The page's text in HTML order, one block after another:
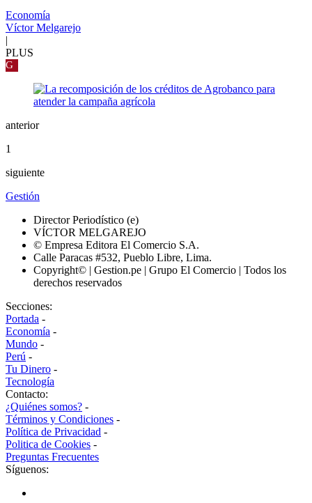
Economía
Víctor Melgarejo
PLUS
G
anterior
1
siguiente
Gestión
Director Periodístico (e)
VÍCTOR MELGAREJO
© Empresa Editora El Comercio S.A.
Calle Paracas #532, Pueblo Libre, Lima.
Copyright© | Gestion.pe | Grupo El Comercio | Todos los
derechos reservados
Secciones:
Portada -
Economía -
Mundo -
Perú -
Tu Dinero -
Tecnología
Contacto:
¿Quiénes somos? -
Términos y Condiciones -
Política de Privacidad -
Politica de Cookies -
Preguntas Frecuentes
Síguenos: